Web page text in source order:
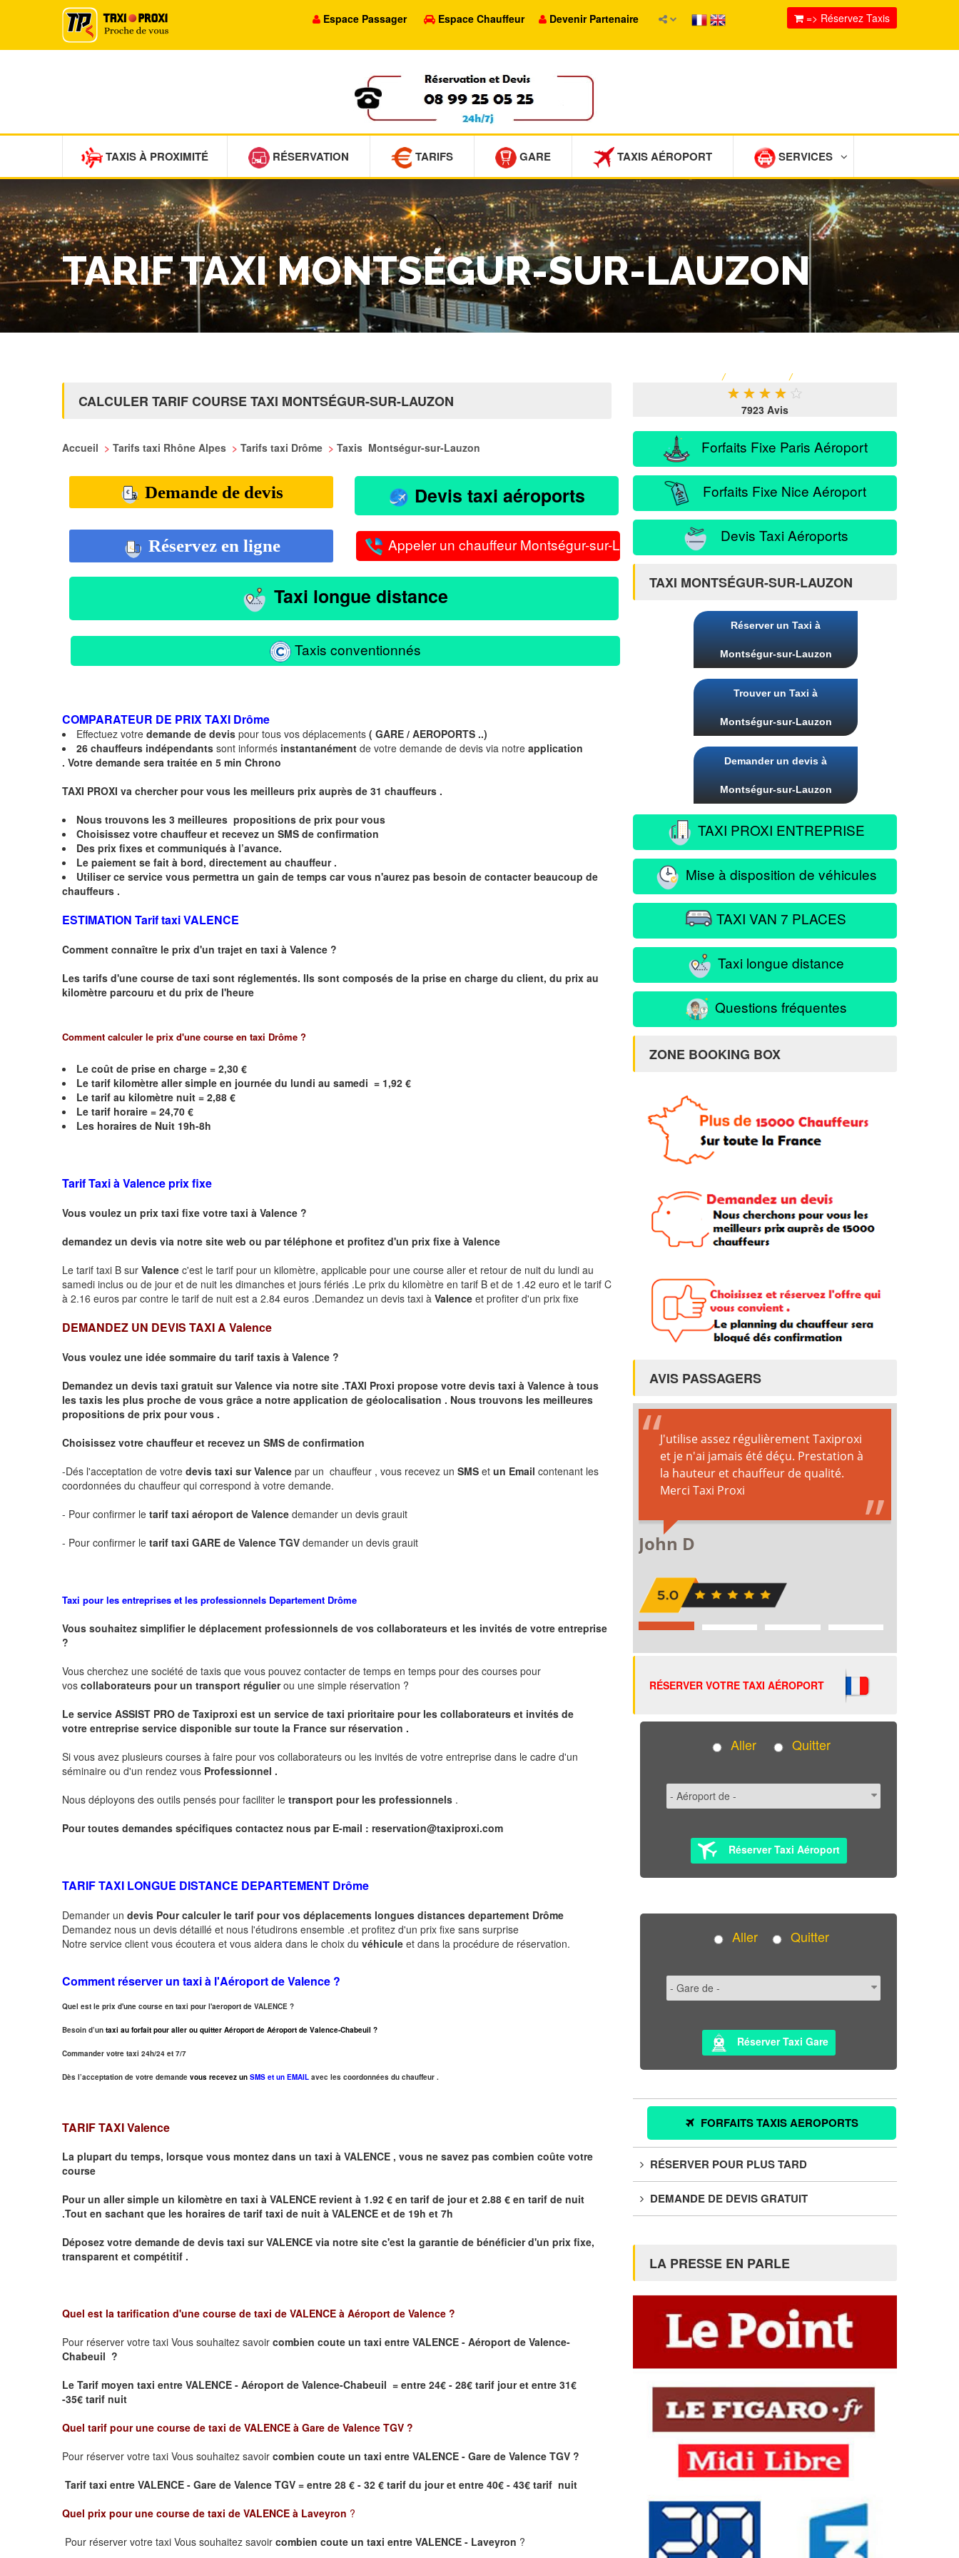
Espace Passager Espace Chauffeur Devenir Partenaire => Réservez Taxis
TAXIS À PROXIMITÉ RÉSERVATION TARIFS GARE TAXIS AÉROPORT SERVICES
TARIF TAXI MONTSÉGUR-SUR-LAUZON
/ /
CALCULER TARIF COURSE TAXI MONTSÉGUR-SUR-LAUZON
Accueil > Tarifs taxi Rhône Alpes > Tarifs taxi Drôme > Taxis Montségur-sur-Lauzon
Demande de devis Devis taxi aéroports
Réservez en ligne Appeler un chauffeur Montségur-sur-Lauzon
Taxi longue distance
Taxis conventionnés
COMPARATEUR DE PRIX TAXI Drôme
Effectuez votre demande de devis pour tous vos déplacements ( GARE / AEROPORTS ..)
26 chauffeurs indépendants sont informés instantanément de votre demande de devis via notre application
. Votre demande sera traitée en 5 min Chrono
TAXI PROXI va chercher pour vous les meilleurs prix auprès de 31 chauffeurs .
Nous trouvons les 3 meilleures propositions de prix pour vous
Choisissez votre chauffeur et recevez un SMS de confirmation
Des prix fixes et communiqués à l’avance.
Le paiement se fait à bord, directement au chauffeur .
Utiliser ce service vous permettra un gain de temps car vous n'aurez pas besoin de contacter beaucoup de
chauffeurs .
ESTIMATION Tarif taxi VALENCE
Comment connaître le prix d'un trajet en taxi à Valence ?
Les tarifs d'une course de taxi sont réglementés. Ils sont composés de la prise en charge du client, du prix au
kilomètre parcouru et du prix de l'heure
Comment calculer le prix d'une course en taxi Drôme ?
Le coût de prise en charge = 2,30 €
Le tarif kilomètre aller simple en journée du lundi au samedi = 1,92 €
Le tarif au kilomètre nuit = 2,88 €
Le tarif horaire = 24,70 €
Les horaires de Nuit 19h-8h
Tarif Taxi àValence prix fixe
Vous voulez un prix taxi fixe votre taxi à Valence ?
demandez un devis via notre site web ou par téléphone et profitez d'un prix fixe à Valence
Le tarif taxi B sur Valence c'est le tarif pour un kilomètre, applicable pour une course aller et retour de nuit du lundi au
samedi inclus ou de jour et de nuit les dimanches et jours fériés .Le prix du kilomètre en tarif B et de 1.42 euro et le tarif C
à 2.16 euros par contre le tarif de nuit est a 2.84 euros .Demandez un devis taxi à Valence et profiter d'un prix fixe
DEMANDEZ UN DEVIS TAXI A Valence
Vous voulez une idée sommaire du tarif taxis à Valence ?
Demandez un devis taxi gratuit surValence via notre site .TAXI Proxi propose votre devis taxi à Valence à tous
les taxis les plus proche de vous grâce a notre application de géolocalisation . Nous trouvons les meilleures
propositions de prix pour vous .
Choisissez votre chauffeur et recevez un SMS de confirmation
-Dés l'acceptation de votre devis taxi surValence par un chauffeur , vous recevez un SMS et un Email contenant les
coordonnées du chauffeur qui correspond à votre demande.
- Pour confirmer le tarif taxi aéroport de Valence demander un devis grauit
- Pour confirmer le tarif taxi GARE de Valence TGV demander un devis grauit
Taxi pour les entreprises et les professionnels Departement Drôme
Vous souhaitez simplifier le déplacement professionnels de vos collaborateurs et les invités de votre entreprise
?
Vous cherchez une société de taxis que vous pouvez contacter de temps en temps pour des courses pour
vos collaborateurs pour un transport régulierou une simple réservation ?
Le service ASSIST PRO de Taxiproxi est un service de taxi prioritaire pour les collaborateurs et invités de
votre entreprise service disponible sur toute la France sur réservation .
Si vous avez plusieurs courses à faire pour vos collaborateurs ou les invités de votre entreprise dans le cadre d'un
séminaire ou d'un rendez vous Professionnel .
Nous déployons des outils pensés pour faciliter le transport pour les professionnels .
Pour toutes demandes spécifiques contactez nous par E-mail : reservation@taxiproxi.com
TARIF TAXI LONGUE DISTANCE DEPARTEMENT Drôme
Demander un devis Pour calculer le tarif pour vos déplacements longues distances departement Drôme
Demandez nous un devis détaillé et nous l'étudirons ensemble .et profitez d'un prix fixe sans surprise
Notre service client vous écoutera et vous aidera dans le choix du véhicule et dans la procédure de réservation.
Comment réserver un taxi à l'Aéroport de Valence ?
Quel est le prix d'une course en taxi pour l'aeroport de VALENCE ?
Besoin d’un taxi au forfait pour aller ou quitter Aéroport de Aéroport de Valence-Chabeuil ?
Commander votre taxi 24h/24 et 7/7
Dès l’acceptation de votre demande vous recevez un SMS et un EMAIL avec les coordonnées du chauffeur .
TARIF TAXI Valence
La plupart du temps, lorsque vous montez dans un taxi à VALENCE , vous ne savez pas combien coûte votre
course
Pour un aller simple un kilomètre en taxi à VALENCE revient à 1.92 € en tarif de jour et 2.88 € en tarif de nuit
.Tout en sachant que les horaires de tarif taxi de nuit à VALENCE et de 19h et 7h
Déposez votre demande de devis taxi surVALENCE via notre site c'est la garantie de bénéficier d'un prix fixe,
transparent et compétitif .
Quel est la tarification d'une course de taxi de VALENCE à Aéroport de Valence ?
Pour réserver votre taxi Vous souhaitez savoir combien coute un taxi entre VALENCE - Aéroport de Valence-
Chabeuil ?
Le Tarif moyen taxi entre VALENCE - Aéroport de Valence-Chabeuil = entre 24€ - 28€ tarif jour et entre 31€
-35€ tarif nuit
Quel tarif pour une course de taxi de VALENCE à Gare de Valence TGV ?
Pour réserver votre taxi Vous souhaitez savoir combien coute un taxi entre VALENCE - Gare de Valence TGV ?
Tarif taxi entre VALENCE - Gare de Valence TGV = entre 28 € - 32 € tarif du jour et entre 40€ - 43€ tarif nuit
Quel prix pour une course de taxi de VALENCE à Laveyron ?
Pour réserver votre taxi Vous souhaitez savoir combien coute un taxi entre VALENCE - Laveyron ?
★ ★ ★ ★ ★
7923 Avis
Forfaits Fixe Paris Aéroport
Forfaits Fixe Nice Aéroport
Devis Taxi Aéroports
TAXI MONTSÉGUR-SUR-LAUZON
Réserver un Taxi à
Montségur-sur-Lauzon
Trouver un Taxi à
Montségur-sur-Lauzon
Demander un devis à
Montségur-sur-Lauzon
TAXI PROXI ENTREPRISE
Mise à disposition de véhicules
TAXI VAN 7 PLACES
Taxi longue distance
Questions fréquentes
ZONE BOOKING BOX
AVIS PASSAGERS
RÉSERVER VOTRE TAXI AÉROPORT
Aller Quitter
Réserver Taxi Aéroport
Aller Quitter
Réserver Taxi Gare
FORFAITS TAXIS AEROPORTS
RÉSERVER POUR PLUS TARD
DEMANDE DE DEVIS GRATUIT
LA PRESSE EN PARLE